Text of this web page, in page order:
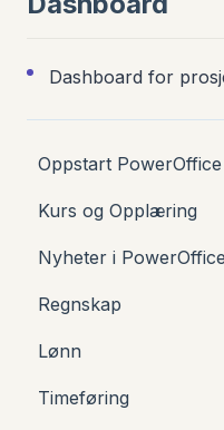
Dashboard for
Oppstart PowerOffice
Nyttig info ved
Firmainnstillinger
Regnskap
Bank og finans
Avdeling og prosjekt
Kurs og Opplæring
Er du helt ny
"How to
Kurs for
Nyheter i
Regnskap
Bilagsføring
Bilagsgodkjenning
Lønn
Oppstart lønn i
Timeføring